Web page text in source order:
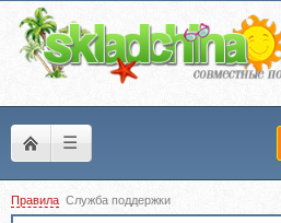
☰
Правила Служба поддержки